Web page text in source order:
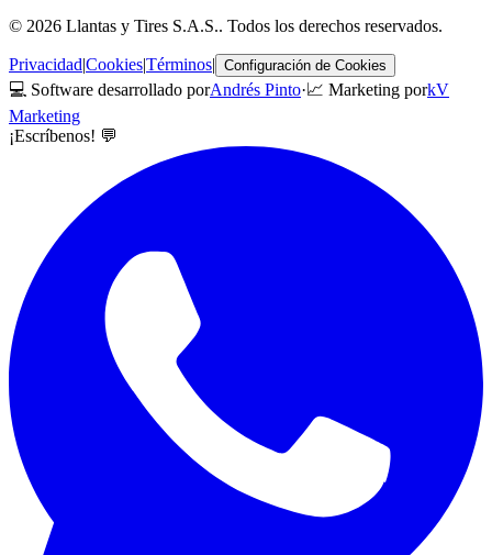
© 2026 Llantas y Tires S.A.S.. Todos los derechos reservados.
Privacidad|Cookies|Términos| Configuración de Cookies
💻 Software desarrollado porAndrés Pinto·📈 Marketing porkV
Marketing
¡Escríbenos! 💬